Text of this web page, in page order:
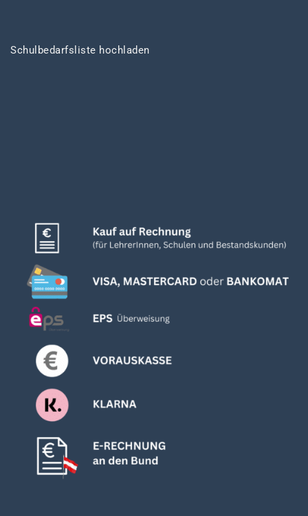
Schulbedarfsliste hochladen